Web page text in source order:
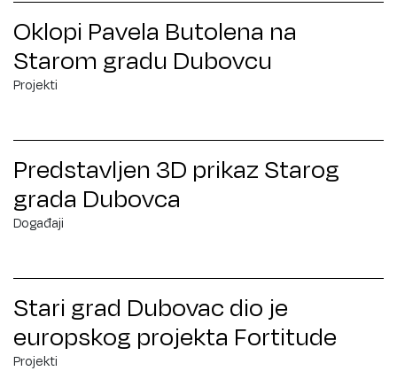
Oklopi Pavela Butolena na
Starom gradu Dubovcu
Projekti
Predstavljen 3D prikaz Starog
grada Dubovca
Događaji
Stari grad Dubovac dio je
europskog projekta Fortitude
Projekti